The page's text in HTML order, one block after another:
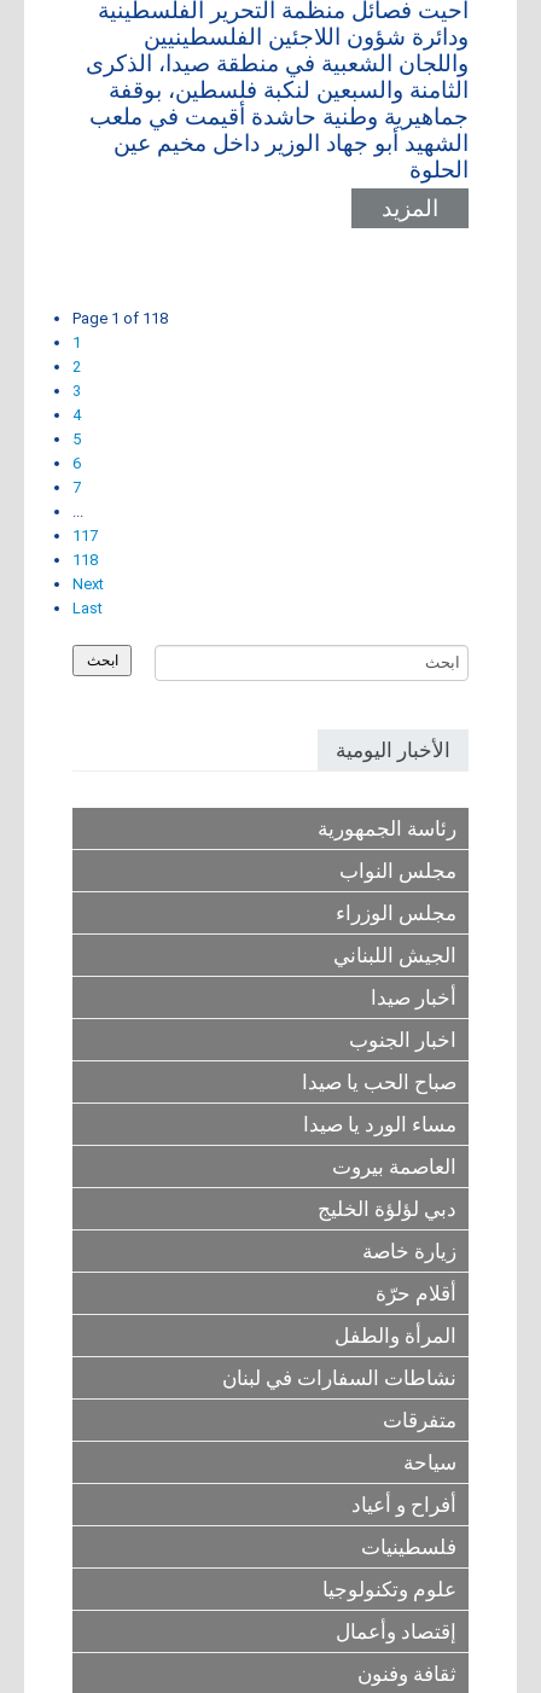
أحيت فصائل منظمة التحرير الفلسطينية
ودائرة شؤون اللاجئين الفلسطينيين
واللجان الشعبية في منطقة صيدا، الذكرى
الثامنة والسبعين لنكبة فلسطين، بوقفة
جماهيرية وطنية حاشدة أقيمت في ملعب
الشهيد أبو جهاد الوزير داخل مخيم عين
الحلوة
المزيد
Page 1 of 118
1
2
3
4
5
6
7
117
118
Next
Last
الأخبار اليومية
رئاسة الجمهورية
مجلس النواب
مجلس الوزراء
الجيش اللبناني
أخبار صيدا
اخبار الجنوب
صباح الحب يا صيدا
مساء الورد يا صيدا
العاصمة بيروت
دبي لؤلؤة الخليج
زيارة خاصة
أقلام حرّة
المرأة والطفل
نشاطات السفارات في لبنان
متفرقات
سياحة
أفراح و أعياد
فلسطينيات
علوم وتكنولوجيا
إقتصاد وأعمال
ثقافة وفنون